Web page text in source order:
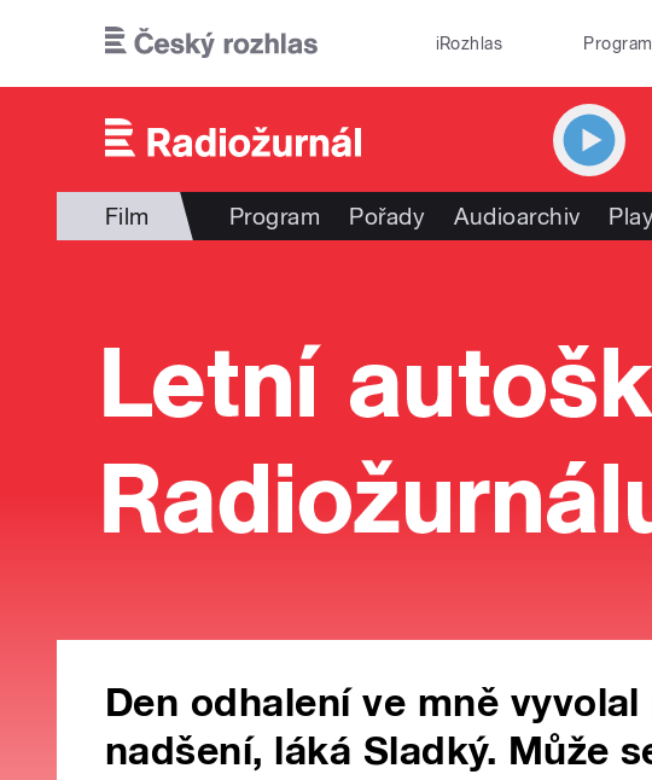
iRozhlas Program
Film Program Pořady Audioarchiv
Den odhalení ve mně
nadšení, láká Sladký. Může